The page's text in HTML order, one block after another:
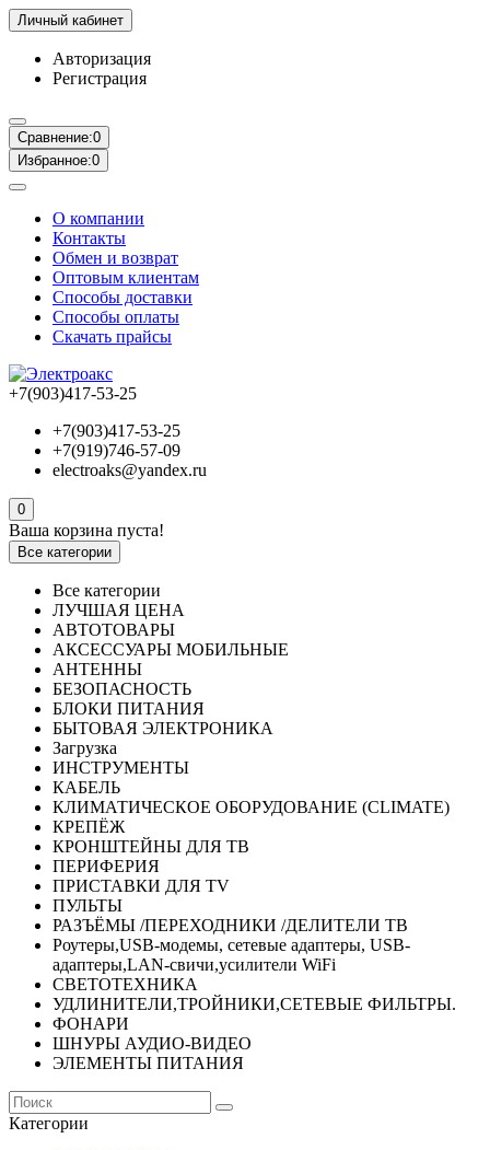
Личный кабинет
Авторизация
Регистрация
Сравнение:0
Избранное:0
О компании
Контакты
Обмен и возврат
Оптовым клиентам
Способы доставки
Способы оплаты
Скачать прайсы
+7(903)417-53-25
+7(903)417-53-25
+7(919)746-57-09
electroaks@yandex.ru
0
Ваша корзина пуста!
Все категории
Все категории
ЛУЧШАЯ ЦЕНА
АВТОТОВАРЫ
АКСЕССУАРЫ МОБИЛЬНЫЕ
АНТЕННЫ
БЕЗОПАСНОСТЬ
БЛОКИ ПИТАНИЯ
БЫТОВАЯ ЭЛЕКТРОНИКА
Загрузка
ИНСТРУМЕНТЫ
КАБЕЛЬ
КЛИМАТИЧЕСКОЕ ОБОРУДОВАНИЕ (CLIMATE)
КРЕПЁЖ
КРОНШТЕЙНЫ ДЛЯ ТВ
ПЕРИФЕРИЯ
ПРИСТАВКИ ДЛЯ TV
ПУЛЬТЫ
РАЗЪЁМЫ /ПЕРЕХОДНИКИ /ДЕЛИТЕЛИ ТВ
Роутеры,USB-модемы, сетевые адаптеры, USB-
адаптеры,LAN-свичи,усилители WiFi
СВЕТОТЕХНИКА
УДЛИНИТЕЛИ,ТРОЙНИКИ,СЕТЕВЫЕ ФИЛЬТРЫ.
ФОНАРИ
ШНУРЫ АУДИО-ВИДЕО
ЭЛЕМЕНТЫ ПИТАНИЯ
Категории